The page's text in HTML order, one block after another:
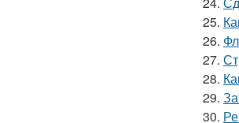
25.
26.
27.
28.
29.
30.